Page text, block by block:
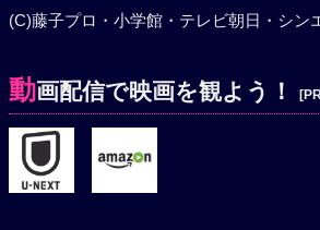
(C)藤子プロ・小学館・テレビ朝日・シン
動画配信で映画を観よう！